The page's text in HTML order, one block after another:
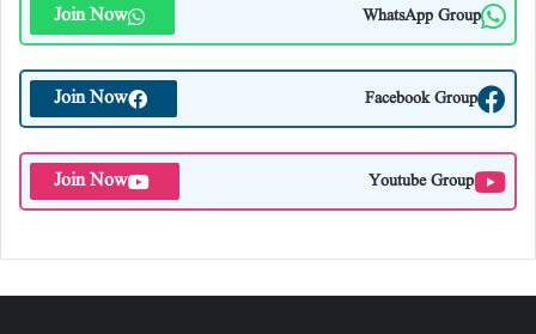
WhatsApp Group
Join Now
Facebook Group
Join Now
Youtube Group
Join Now